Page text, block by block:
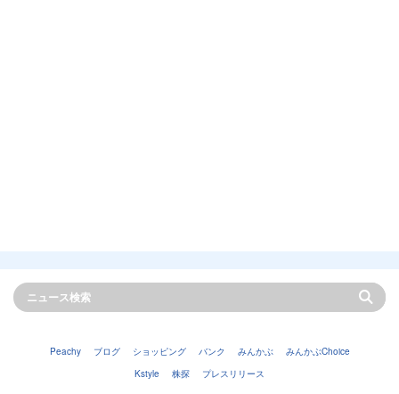
Peachy ブログ ショッピング バンク みんかぶ
みんかぶChoice
Kstyle
株探 プレスリリース